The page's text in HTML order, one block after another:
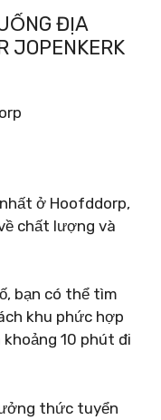
ĐỊA
JOPENKERK
ở Hoofddorp,
chất lượng và
bạn có thể tìm
khu phức hợp
10 phút đi
thức tuyển